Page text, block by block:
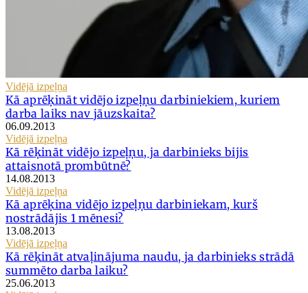
Vidējā izpeļņa
Kā aprēķināt vidējo izpeļņu darbiniekiem, kuriem
darba laiks nav jāuzskaita?
06.09.2013
Vidējā izpeļņa
Kā rēķināt vidējo izpeļņu, ja darbinieks bijis
attaisnotā prombūtnē?
14.08.2013
Vidējā izpeļņa
Kā aprēķina vidējo izpeļņu darbiniekam, kurš
nostrādājis 1 mēnesi?
13.08.2013
Vidējā izpeļņa
Kā rēķināt atvaļinājuma naudu, ja darbinieks strādā
summēto darba laiku?
25.06.2013